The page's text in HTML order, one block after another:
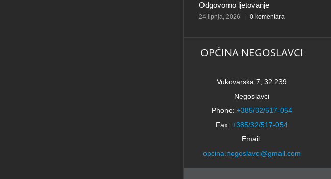
Odgovorno ljetovanje
24 lipnja, 2026 0 komentara
OPĆINA NEGOSLAVCI
Vukovarska 7, 32 239
Negoslavci
Phone: +385/32/517-054
Fax: +385/32/517-054
Email:
opcina.negoslavci@gmail.com